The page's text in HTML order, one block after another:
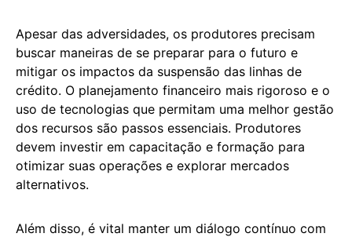
Apesar das adversidades, os produtores precisam
buscar maneiras de se preparar para o futuro e
mitigar os impactos da suspensão das linhas de
crédito. O planejamento financeiro mais rigoroso e o
uso de tecnologias que permitam uma melhor gestão
dos recursos são passos essenciais. Produtores
devem investir em capacitação e formação para
otimizar suas operações e explorar mercados
alternativos.
Além disso, é vital manter um diálogo contínuo com